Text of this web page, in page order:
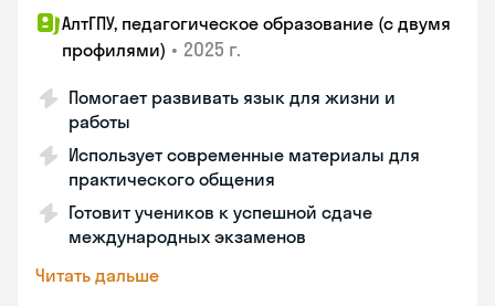
АлтГПУ, педагогическое образование (с двумя
профилями) • 2025 г.
Помогает развивать язык для жизни и
работы
Использует современные материалы для
практического общения
Готовит учеников к успешной сдаче
международных экзаменов
Читать дальше